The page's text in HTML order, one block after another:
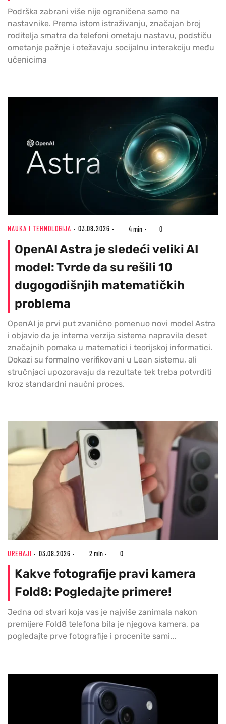
Podrška zabrani više nije ograničena samo na
nastavnike. Prema istom istraživanju, značajan broj
roditelja smatra da telefoni ometaju nastavu, podstiču
ometanje pažnje i otežavaju socijalnu interakciju među
učenicima
NAUKA I TEHNOLOGIJA 03.08.2026 4 min 0
OpenAI Astra je sledeći veliki AI
model: Tvrde da su rešili 10
dugogodišnjih matematičkih
problema
OpenAI je prvi put zvanično pomenuo novi model Astra
i objavio da je interna verzija sistema napravila deset
značajnih pomaka u matematici i teorijskoj informatici.
Dokazi su formalno verifikovani u Lean sistemu, ali
stručnjaci upozoravaju da rezultate tek treba potvrditi
kroz standardni naučni proces.
UREĐAJI 03.08.2026 2 min 0
Kakve fotografije pravi kamera
Fold8: Pogledajte primere!
Jedna od stvari koja vas je najviše zanimala nakon
premijere Fold8 telefona bila je njegova kamera, pa
pogledajte prve fotografije i procenite sami...